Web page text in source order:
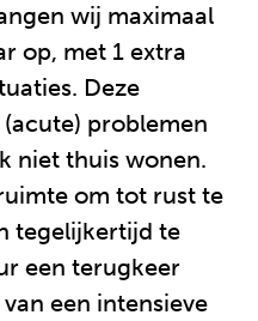
wij maximaal
op, met 1 extra
Deze
problemen
niet thuis wonen.
om tot rust te
tegelijkertijd te
een terugkeer
een intensieve